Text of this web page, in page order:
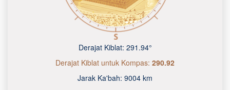
Derajat Kiblat: 291.94°
Derajat Kiblat untuk Kompas: 290.92
Jarak Ka'bah: 9004 km